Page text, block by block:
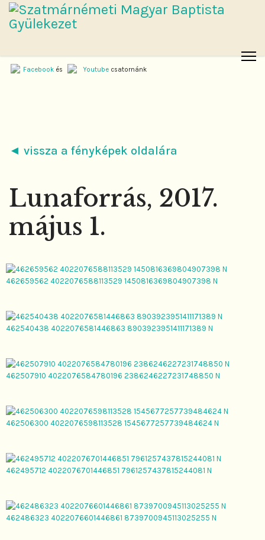
Facebook és Youtube csatornánk
◄ vissza a fényképek oldalára
Lunaforrás, 2017.
május 1.
462659562 4022076588113529 1450816369804907398 N
462540438 4022076581446863 8903923951411171389 N
462507910 4022076584780196 2386246227231748850 N
462506300 4022076598113528 1545677257739484624 N
462495712 4022076701446851 7961257437815244081 N
462486323 4022076601446861 8739700945113025255 N